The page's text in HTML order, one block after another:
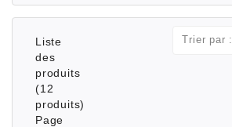
Liste
des
produits
(12
produits)
Page
Trier par :